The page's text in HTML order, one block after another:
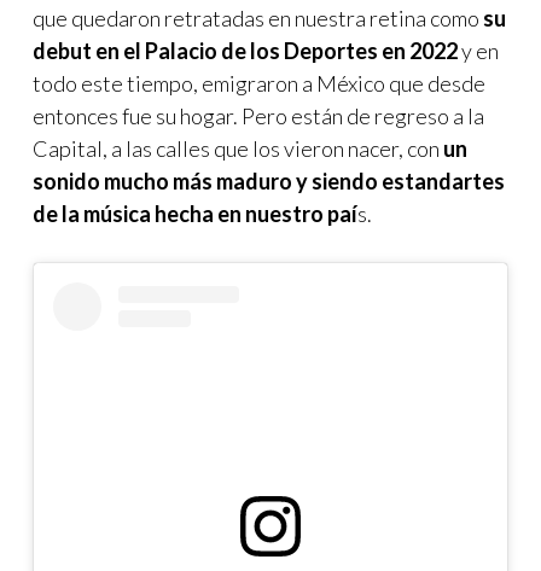
que quedaron retratadas en nuestra retina como su
debut en el Palacio de los Deportes en 2022y en
todo este tiempo, emigraron a México que desde
entonces fue su hogar. Pero están de regreso a la
Capital, a las calles que los vieron nacer, con un
sonido mucho más maduro y siendo estandartes
de la música hecha en nuestro país.